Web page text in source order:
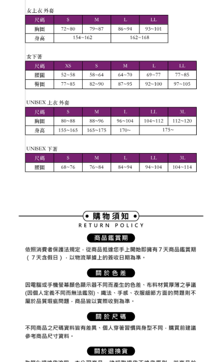
２．關於個人資料處理事宜，請瀏覽以下網址：
https://aftee.tw/terms/#terms3
３．未成年的使用者請事先徵得法定代理人或監護人之同意方可使用
「AFTEE先享後付」，若未經同意申辦者引起之損失，本公司不負相關責
４．使用「AFTEE先享後付」時，將依據個別帳號之用戶狀況，依本公司即
時審查核予不同之上限額度；若仍有額度不足之情形，本公司將視審查結果
請求用戶進行身份認證。
５．嚴禁一人註冊多個帳號或使用他人資訊註冊。若發現惡意使用之情形，
付款後7-11取貨
離島宅配